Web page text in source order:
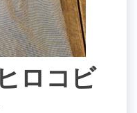
ロコビ